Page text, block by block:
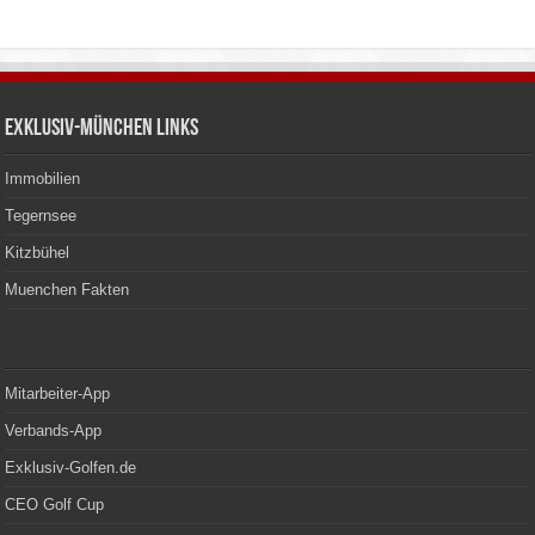
Exklusiv-München Links
Immobilien
Tegernsee
Kitzbühel
Muenchen Fakten
Mitarbeiter-App
Verbands-App
Exklusiv-Golfen.de
CEO Golf Cup